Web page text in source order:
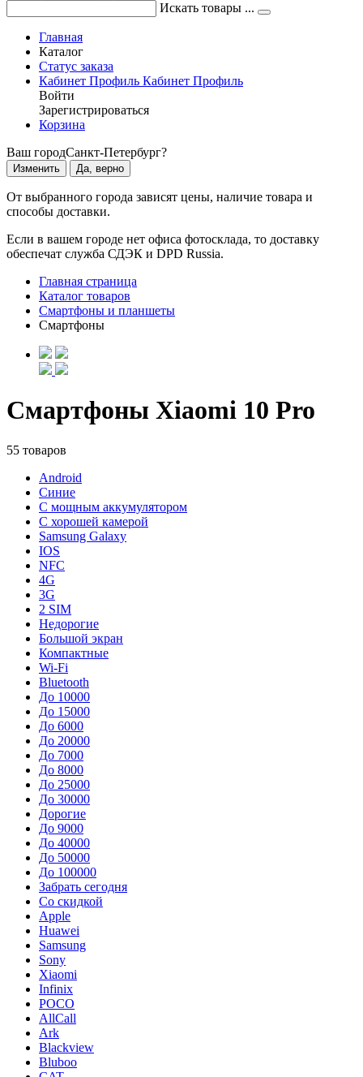
Искать товары ...
Главная
Каталог
Статус заказа
Кабинет Профиль Кабинет Профиль
Войти
Зарегистрироваться
Корзина
Ваш городСанкт-Петербург?
Изменить Да, верно
От выбранного города зависят цены, наличие товара и
способы доставки.
Если в вашем городе нет офиса фотосклада, то доставку
обеспечат служба СДЭК и DPD Russia.
Главная страница
Каталог товаров
Смартфоны и планшеты
Смартфоны
Смартфоны Xiaomi 10 Pro
55 товаров
Android
Синие
С мощным аккумулятором
С хорошей камерой
Samsung Galaxy
IOS
NFC
4G
3G
2 SIM
Недорогие
Большой экран
Компактные
Wi-Fi
Bluetooth
До 10000
До 15000
До 6000
До 20000
До 7000
До 8000
До 25000
До 30000
Дорогие
До 9000
До 40000
До 50000
До 100000
Забрать сегодня
Со скидкой
Apple
Huawei
Samsung
Sony
Xiaomi
Infinix
POCO
AllCall
Ark
Blackview
Bluboo